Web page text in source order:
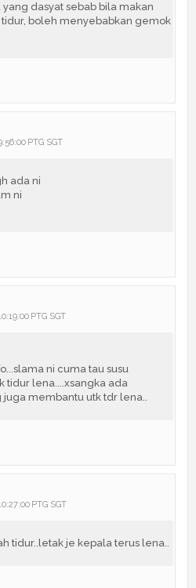
dasyat sebab bila makan
boleh menyebabkan gemok
PTG SGT
ada ni
ni
PTG SGT
ni cuma tau susu
tidur lena....xsangka ada
juga membantu utk tdr lena..
PTG SGT
tidur..letak je kepala terus lena..